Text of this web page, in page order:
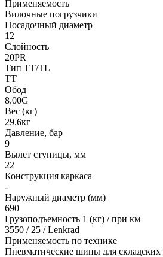
Применяемость
Вилочные погрузчики
Посадочный диаметр
12
Слойность
20PR
Тип TT/TL
TT
Обод
8.00G
Вес (кг)
29.6кг
Давление, бар
9
Вылет ступицы, мм
22
Конструкция каркаса
-
Наружный диаметр (мм)
690
Грузоподъемность 1 (кг) / при км
3550 / 25 / Lenkrad
Применяемость по технике
Пневматические шины для